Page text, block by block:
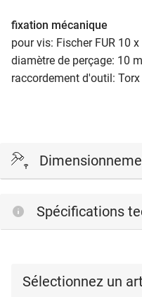
fixation mécanique
pour vis: Fischer FUR 10
diamètre de perçage: 10
raccordement d'outil:
Le dimensionnement de
chargée de l'exécution et
Spécifications
Sélectionnez un